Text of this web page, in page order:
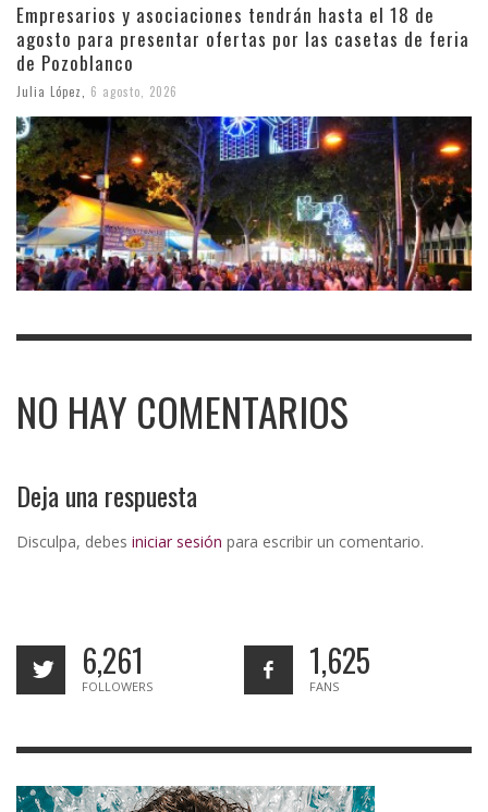
Empresarios y asociaciones tendrán hasta el 18 de
agosto para presentar ofertas por las casetas de feria
de Pozoblanco
Julia López, 6 agosto, 2026
NO HAY COMENTARIOS
Deja una respuesta
Disculpa, debes iniciar sesión para escribir un comentario.
6,261
FOLLOWERS
1,625
FANS